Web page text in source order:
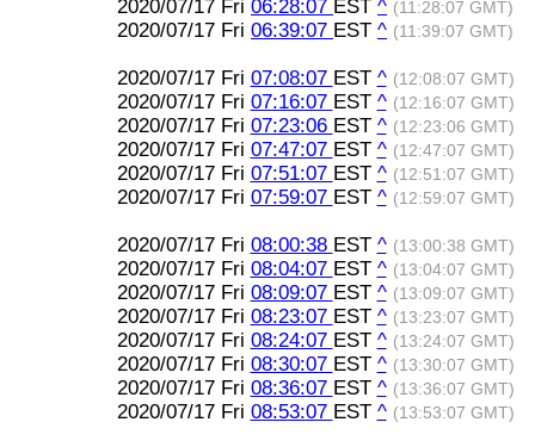
2020/07/17 Fri 06:28:07 EST ^ (11:28:07 GMT)
2020/07/17 Fri 06:39:07 EST ^ (11:39:07 GMT)
2020/07/17 Fri 07:08:07 EST ^ (12:08:07 GMT)
2020/07/17 Fri 07:16:07 EST ^ (12:16:07 GMT)
2020/07/17 Fri 07:23:06 EST ^ (12:23:06 GMT)
2020/07/17 Fri 07:47:07 EST ^ (12:47:07 GMT)
2020/07/17 Fri 07:51:07 EST ^ (12:51:07 GMT)
2020/07/17 Fri 07:59:07 EST ^ (12:59:07 GMT)
2020/07/17 Fri 08:00:38 EST ^ (13:00:38 GMT)
2020/07/17 Fri 08:04:07 EST ^ (13:04:07 GMT)
2020/07/17 Fri 08:09:07 EST ^ (13:09:07 GMT)
2020/07/17 Fri 08:23:07 EST ^ (13:23:07 GMT)
2020/07/17 Fri 08:24:07 EST ^ (13:24:07 GMT)
2020/07/17 Fri 08:30:07 EST ^ (13:30:07 GMT)
2020/07/17 Fri 08:36:07 EST ^ (13:36:07 GMT)
2020/07/17 Fri 08:53:07 EST ^ (13:53:07 GMT)